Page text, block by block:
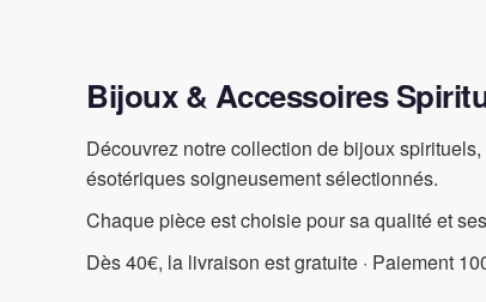
Bijoux & Accessoires
Découvrez notre collection de bijoux
ésotériques soigneusement sélectionnés.
Chaque pièce est choisie pour sa qualité et
Dès 40€, la livraison est gratuite · Paiement